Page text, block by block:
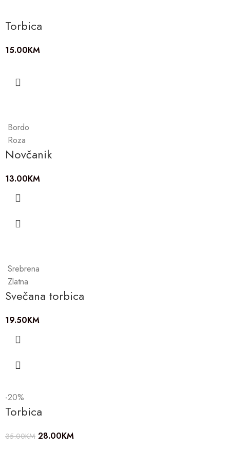
Torbica
15.00KM
Bordo
Roza
Novčanik
13.00KM
Srebrena
Zlatna
Svečana torbica
19.50KM
-20%
Torbica
35.00KM 28.00KM